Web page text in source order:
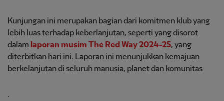
Kunjungan ini merupakan bagian dari komitmen klub yang
lebih luas terhadap keberlanjutan, seperti yang disorot
dalam laporan musim The Red Way 2024-25, yang
diterbitkan hari ini. Laporan ini menunjukkan kemajuan
berkelanjutan di seluruh manusia, planet dan komunitas
.